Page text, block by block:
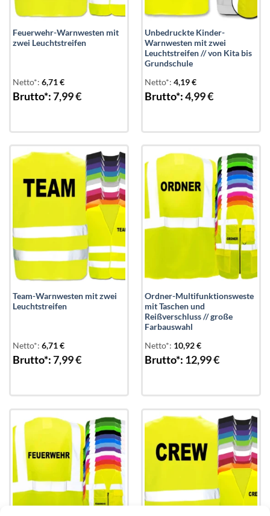
Feuerwehr-Warnwesten mit
zwei Leuchtstreifen
Netto*: 6,71€
Brutto*:7,99€
Unbedruckte Kinder-
Warnwesten mit zwei
Leuchtstreifen // von Kita bis
Grundschule
Netto*: 4,19€
Brutto*:4,99€
Add to
wishlist
Team-Warnwesten mit zwei
Leuchtstreifen
Netto*: 6,71€
Brutto*:7,99€
Add to
wishlist
Ordner-Multifunktionsweste
mit Taschen und
Reißverschluss // große
Farbauswahl
Netto*: 10,92€
Brutto*: 12,99€
Add to
wishlist
Add to
wishlist